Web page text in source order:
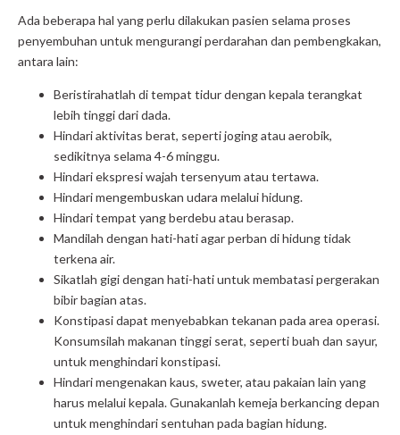
Ada beberapa hal yang perlu dilakukan pasien selama proses
penyembuhan untuk mengurangi perdarahan dan pembengkakan,
antara lain:
Beristirahatlah di tempat tidur dengan kepala terangkat
lebih tinggi dari dada.
Hindari aktivitas berat, seperti joging atau aerobik,
sedikitnya selama 4-6 minggu.
Hindari ekspresi wajah tersenyum atau tertawa.
Hindari mengembuskan udara melalui hidung.
Hindari tempat yang berdebu atau berasap.
Mandilah dengan hati-hati agar perban di hidung tidak
terkena air.
Sikatlah gigi dengan hati-hati untuk membatasi pergerakan
bibir bagian atas.
Konstipasi dapat menyebabkan tekanan pada area operasi.
Konsumsilah makanan tinggi serat, seperti buah dan sayur,
untuk menghindari konstipasi.
Hindari mengenakan kaus, sweter, atau pakaian lain yang
harus melalui kepala. Gunakanlah kemeja berkancing depan
untuk menghindari sentuhan pada bagian hidung.